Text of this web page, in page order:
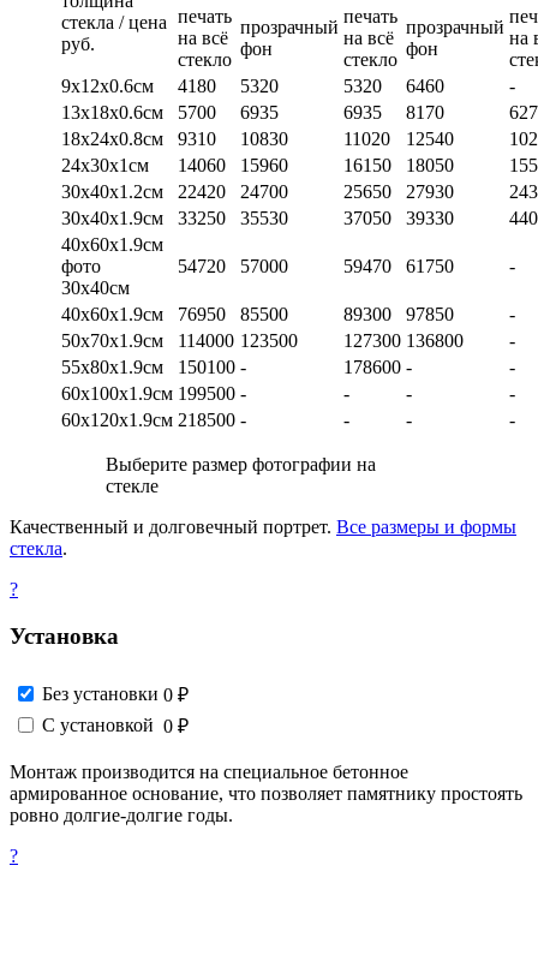
стекла / цена
руб.
печать
на всё
стекло
прозрачный
фон
печать
на всё
стекло
прозрачный
фон
на
9х12х0.6см
4180 5320 5320 6460
-
13х18х0.6см
5700 6935 6935 8170
18х24х0.8см
9310 10830 11020 12540
24х30х1см
14060 15960 16150 18050
30х40х1.2см
22420 24700 25650 27930
30х40х1.9см
33250 35530 37050 39330
40х60х1.9см
фото
30х40см
54720 57000 59470 61750 -
40х60х1.9см 76950 85500 89300 97850
-
50х70х1.9см
114000 123500 127300 136800
-
55х80х1.9см
150100 - 178600 -
-
60х100х1.9см 199500 - - -
-
60х120х1.9см 218500 - - - -
Выберите размер фотографии на
стекле
Качественный и долговечный портрет. Все размеры и формы
стекла.
?
Установка
Без установки 0 ₽
С установкой 0 ₽
Монтаж производится на специальное бетонное
армированное основание, что позволяет памятнику простоять
ровно долгие-долгие годы.
?